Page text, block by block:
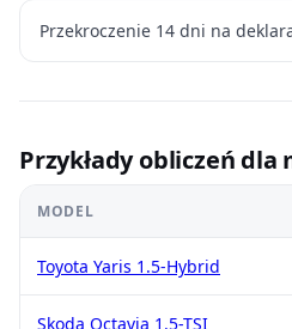
Przekroczenie 14 dni na
Przykłady obliczeń dla
MODEL
Toyota Yaris 1.5-Hybrid
Skoda Octavia 1.5-TSI